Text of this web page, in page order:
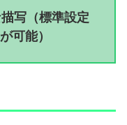
写（標準設定
可能）